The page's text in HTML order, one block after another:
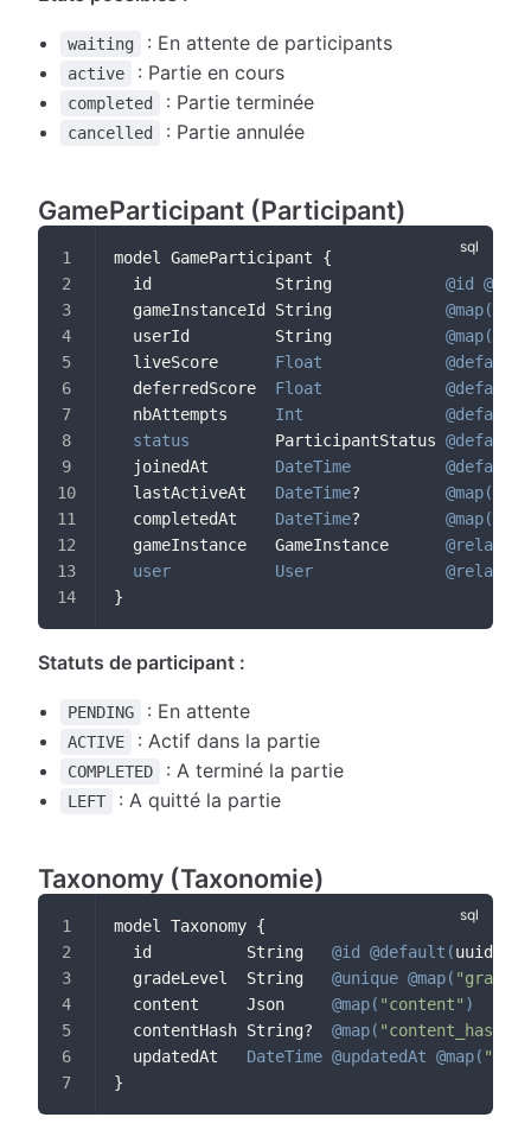
waiting : En attente de participants
active : Partie en cours
completed : Partie terminée
cancelled : Partie annulée
GameParticipant (Participant)
model GameParticipant {
  id             String
@id
  gameInstanceId String
@map(
  userId         String
@map(
  liveScore
Float @default
  deferredScore
Float @default
  nbAttempts
Int @default
status
         ParticipantStatus
@default
  joinedAt
DateTime @default
  lastActiveAt
DateTime? @map(
  completedAt
DateTime? @map(
  gameInstance   GameInstance
@relation
user
User
@relation
}
Statuts de participant :
PENDING : En attente
ACTIVE : Actif dans la partie
COMPLETED : A terminé la partie
LEFT : A quitté la partie
Taxonomy (Taxonomie)
model Taxonomy {
  id          String
@id @default (uuid
  gradeLevel  String
@unique @map(
  content     Json
@map( "content" )
  contentHash String?
@map( "content_hash"
  updatedAt
DateTime @updatedAt @map(
}